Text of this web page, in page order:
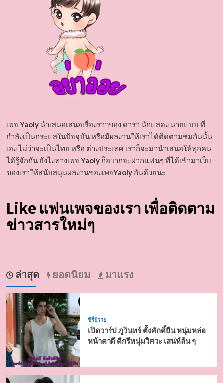
เพจ Yaoiyนำเสนอเสนอเรื่องราวของ ดารา นักแสดง นายแบบ ที่
กำลังเป็นกระแสในปัจจุบัน หรือมีผลงานให้เราได้ติดตามชมกันนั้น
เอง ไม่ว่าจะเป็นไทย หรือ ต่างประเทศ เราก็จะมานำเสนอให้ทุกคน
ได้รู้จักกัน ยังไงทางเพจ Yaoiyก็อยากจะฝากแฟนๆ ที่ได้เข้ามาเว็บ
ของเราให้สนับสนุนผลงานของเพจYaoiyกันด้วยนะ
Like แฟนเพจของเรา เพื่อติดตาม
ข่าวสารใหม่ๆ
ล่าสุด ยอดนิยม มาแรง
ซีรี่ย์วาย
เปิดวาร์ป ภูวินทร์ ตั้งศักดิ์ยืน หนุ่มหล่อ
หน้าตาดี ดีกรีหนุ่มวิศวะ เสน่ห์ล้น ๆ